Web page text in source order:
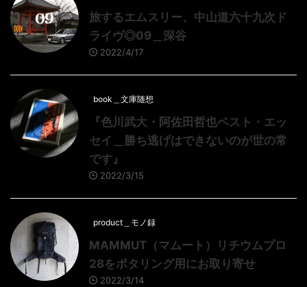
旅するエムスリー、中山道六十九次ド
ライヴ◎09＿深谷
2022/4/17
book＿文庫随想
『色川武大・阿佐田哲也ベスト・エッ
セイ＿勝ち逃げはできないのが世の常
です』
2022/3/15
product＿モノ録
MAMMUT（マムート）リチウムプロ
28をポタリング用にお取り寄せ
2022/3/14